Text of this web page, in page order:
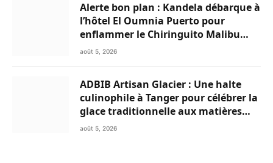
Alerte bon plan : Kandela débarque à
l’hôtel El Oumnia Puerto pour
enflammer le Chiringuito Malibu
Club
août 5, 2026
ADBIB Artisan Glacier : Une halte
culinophile à Tanger pour célébrer la
glace traditionnelle aux matières
premières de choix
août 5, 2026